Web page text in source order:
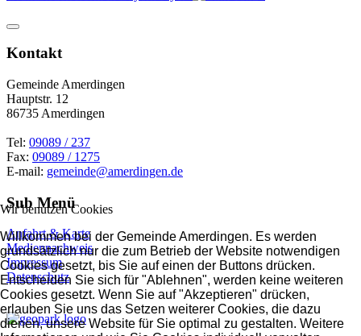
Kontakt
Gemeinde Amerdingen
Hauptstr. 12
86735 Amerdingen
Tel: 09089 / 237
Fax: 09089 / 1275
E-mail: gemeinde@amerdingen.de
Sub Menü
Anfahrt & Karte
Mediennachweis
Impressum
Datenschutz
Wir benutzen Cookies
Willkommen bei der Gemeinde Amerdingen. Es werden
grundsätzlich nur die zum Betrieb der Website notwendigen
Cookies gesetzt, bis Sie auf einen der Buttons drücken.
Entscheiden Sie sich für "Ablehnen", werden keine weiteren
Cookies gesetzt. Wenn Sie auf "Akzeptieren" drücken,
erlauben Sie uns das Setzen weiterer Cookies, die dazu
dienen, unsere Website für Sie optimal zu gestalten. Weitere